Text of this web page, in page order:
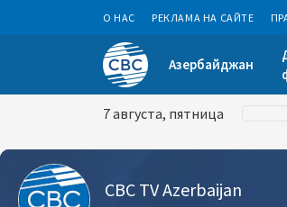
О НАС РЕКЛАМА НА САЙТЕ
Азербайджан
7 августа, пятница
CBC TV Azerbaijan